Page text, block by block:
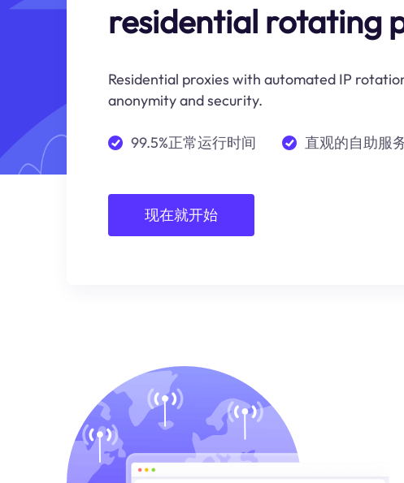
residential rotating
Residential proxies with automated IP
anonymity and security.
99.5%正常运行时间 直观的自助服
现在就开始